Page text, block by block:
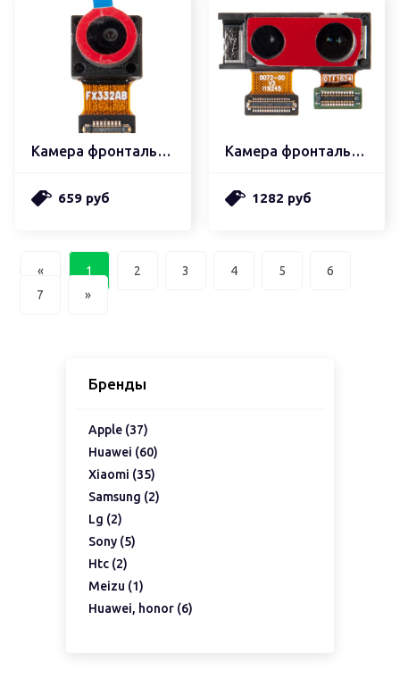
Камера фронтальная (передняя) дополнительная 3d tof
659 руб
Камера фронтальная (передняя) основная
1282 руб
« 1 2 3 4 5
6
7
»
Бренды
Apple (37)
Huawei (60)
Xiaomi (35)
Samsung (2)
Lg (2)
Sony (5)
Htc (2)
Meizu (1)
Huawei, honor (6)